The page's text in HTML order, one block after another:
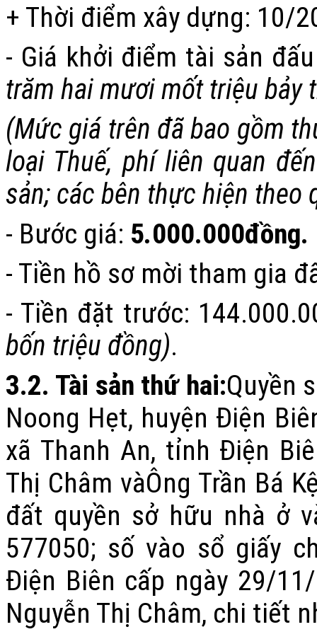
+ Thời điểm xây dựng: 10/
- Giá khởi điểm tài sản
trăm hai mươi mốt triệu bảy
(Mức giá trên đã bao gồm
loại Thuế, phí liên quan
sản; các bên thực hiện theo
- Bước giá: 5.000.000đồng.
- Tiền hồ sơ mời tham gia
- Tiền đặt trước:
bốn triệu đồng).
3.2. Tài sản thứ hai:Quyền
Noong Hẹt, huyện Điện
xã Thanh An, tỉnh Điện
Thị Châm vàÔng Trần Bá
đất quyền sở hữu nhà ở
577050; số vào sổ giấy
Điện Biên cấp ngày 29/
Nguyễn Thị Châm, chi tiết